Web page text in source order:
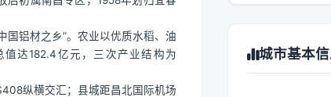
铝材之乡”。农业以优质水稻、油
达182.4亿元，三次产业结构为
纵横交汇；县城距昌北国际机场
城市基本